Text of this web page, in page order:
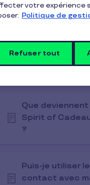
Utilisation de
Où utiliser la
Pluxee
Que
Spirit of
?
Puis-je utiliser
contact avec
votre expérience
Politique de
Refuser tout